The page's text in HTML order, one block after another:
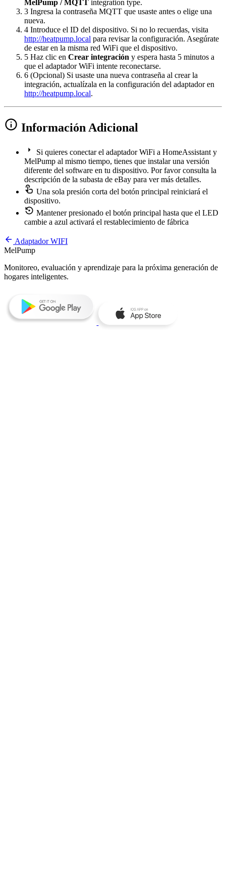
MelPump / MQTT integration type.
3 Ingresa la contraseña MQTT que usaste antes o elige una
nueva.
4 Introduce el ID del dispositivo. Si no lo recuerdas, visita
http://heatpump.local para revisar la configuración. Asegúrate
de estar en la misma red WiFi que el dispositivo.
5 Haz clic en Crear integración y espera hasta 5 minutos a
que el adaptador WiFi intente reconectarse.
6 (Opcional) Si usaste una nueva contraseña al crear la
integración, actualízala en la configuración del adaptador en
http://heatpump.local.
info Información Adicional
arrow_right
Si quieres conectar el adaptador WiFi a HomeAssistant y
MelPump al mismo tiempo, tienes que instalar una versión
diferente del software en tu dispositivo. Por favor consulta la
descripción de la subasta de eBay para ver más detalles.
touch_app Una sola presión corta del botón principal reiniciará el
dispositivo.
settings_backup_restore Mantener presionado el botón principal hasta que el LED
cambie a azul activará el restablecimiento de fábrica
arrow_back Adaptador WIFI
MelPump
Monitoreo, evaluación y aprendizaje para la próxima generación de
hogares inteligentes.